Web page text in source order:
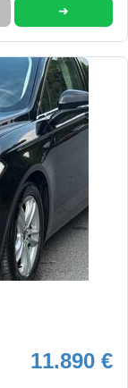
➜
11.890 €